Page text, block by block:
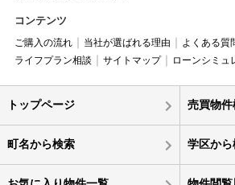
コンテンツ
ご購入の流れ 当社が選ばれる理由 よくある質
ライフプラン相談
サイトマップ ローンシミュ
トップページ 売買物件
町名から検索 学区から